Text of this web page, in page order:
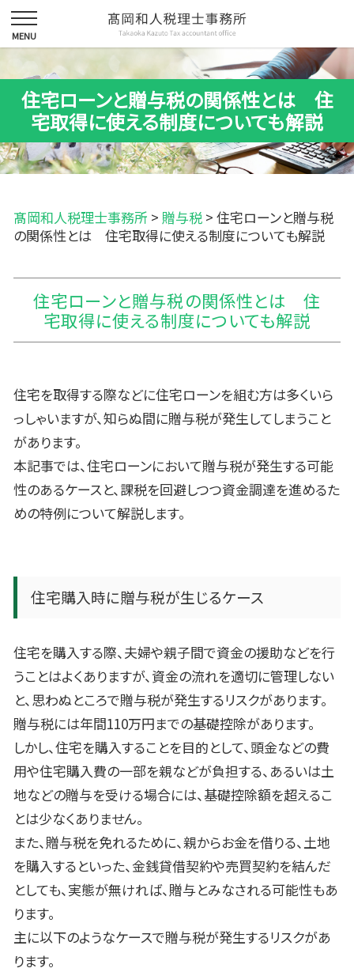
住宅ローンと贈与税の関係性とは 住
宅取得に使える制度についても解説
髙岡和人税理士事務所 > 贈与税 > 住宅ローンと贈与税
の関係性とは 住宅取得に使える制度についても解説
住宅ローンと贈与税の関係性とは 住
宅取得に使える制度についても解説
住宅を取得する際などに住宅ローンを組む方は多くいら
っしゃいますが、知らぬ間に贈与税が発生してしまうこと
があります。
本記事では、住宅ローンにおいて贈与税が発生する可能
性のあるケースと、課税を回避しつつ資金調達を進めるた
めの特例について解説します。
住宅購入時に贈与税が生じるケース
住宅を購入する際、夫婦や親子間で資金の援助などを行
うことはよくありますが、資金の流れを適切に管理しない
と、思わぬところで贈与税が発生するリスクがあります。
贈与税には年間110万円までの基礎控除があります。
しかし、住宅を購入することを目的として、頭金などの費
用や住宅購入費の一部を親などが負担する、あるいは土
地などの贈与を受ける場合には、基礎控除額を超えるこ
とは少なくありません。
また、贈与税を免れるために、親からお金を借りる、土地
を購入するといった、金銭貸借契約や売買契約を結んだ
としても、実態が無ければ、贈与とみなされる可能性もあ
ります。
主に以下のようなケースで贈与税が発生するリスクがあ
ります。